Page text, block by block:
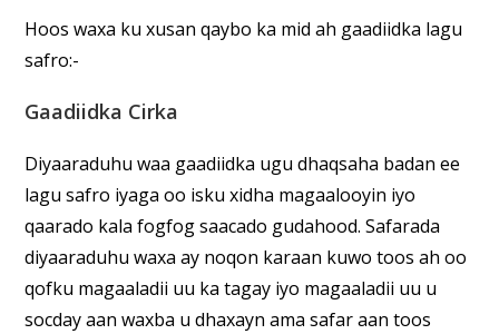
Hoos waxa ku xusan qaybo ka mid ah gaadiidka lagu
safro:-
Gaadiidka Cirka
Diyaaraduhu waa gaadiidka ugu dhaqsaha badan ee
lagu safro iyaga oo isku xidha magaalooyin iyo
qaarado kala fogfog saacado gudahood. Safarada
diyaaraduhu waxa ay noqon karaan kuwo toos ah oo
qofku magaaladii uu ka tagay iyo magaaladii uu u
socday aan waxba u dhaxayn ama safar aan toos